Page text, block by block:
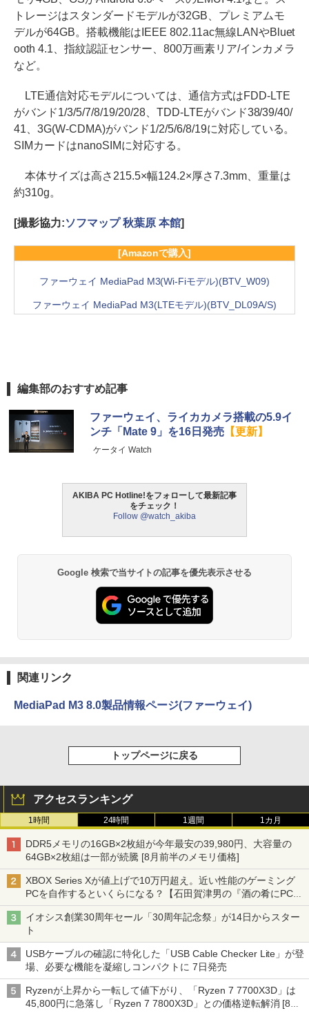
トレージはスタンダードモデルが32GB、プレミアムモ
デルが64GB。搭載機能はIEEE 802.11ac無線LANやBluet
ooth 4.1、指紋認証センサー、800万画素リア/インカメラ
など。
LTE通信対応モデルについては、通信方式はFDD-LTE
がバンド1/3/5/7/8/19/20/28、TDD-LTEがバンド38/39/40/
41、3G(W-CDMA)がバンド1/2/5/6/8/19に対応している。
SIMカードはnanoSIMに対応する。
本体サイズは高さ215.5×幅124.2×厚さ7.3mm、重量は
約310g。
[撮影協力:ソフマップ 秋葉原 本館]
[Amazonで購入]
ファーウェイ MediaPad M3(Wi-Fiモデル)(BTV_W09)
ファーウェイ MediaPad M3(LTEモデル)(BTV_DL09A/S)
編集部のおすすめ記事
ファーウェイ、ライカカメラ搭載の5.9イ
ンチ「Mate 9」を16日発売【更新】
ケータイ Watch
AKIBA PC Hotline!をフォローして最新記事
をチェック！
Follow @watch_akiba
Google 検索で当サイトの記事を優先表示させる
関連リンク
MediaPad M3 8.0製品情報ページ(ファーウェイ)
トップページに戻る
アクセスランキング
1時間 24時間 1週間 1カ月
DDR5メモリの16GB×2枚組が今年最安の39,980円、大容量の
64GB×2枚組は一部が続騰 [8月前半のメモリ価格]
XBOX Series Xが値上げで10万円超え。近い性能のゲーミング
PCを自作するといくらになる？【石田賀津男の『酒の肴にPCゲ
ーム』】
イオシス創業30周年セール「30周年記念祭」が14日からスター
ト
USBケーブルの確認に特化した「USB Cable Checker Lite」が登
場、必要な機能を凝縮しコンパクトに 7日発売
Ryzenが上昇から一転して値下がり、「Ryzen 7 7700X3D」は
45,800円に急落し「Ryzen 7 7800X3D」との価格逆転解消 [8月